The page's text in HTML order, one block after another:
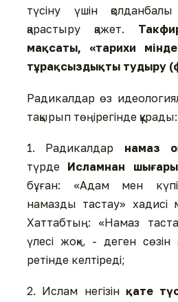
түсіну үшін
қарастыру қажет.
мақсаты, «тарихи
тұрақсыздықты тудыру
Радикалдар өз
тақырып төңірегінде құрады:
1. Радикалдар намаз
түрде Исламнан
бұған: «Адам мен
намазды тастау»
Хаттабтың: «Намаз
үлесі жоқ», - деген сөзін
ретінде келтіреді;
2. Ислам негізін қате